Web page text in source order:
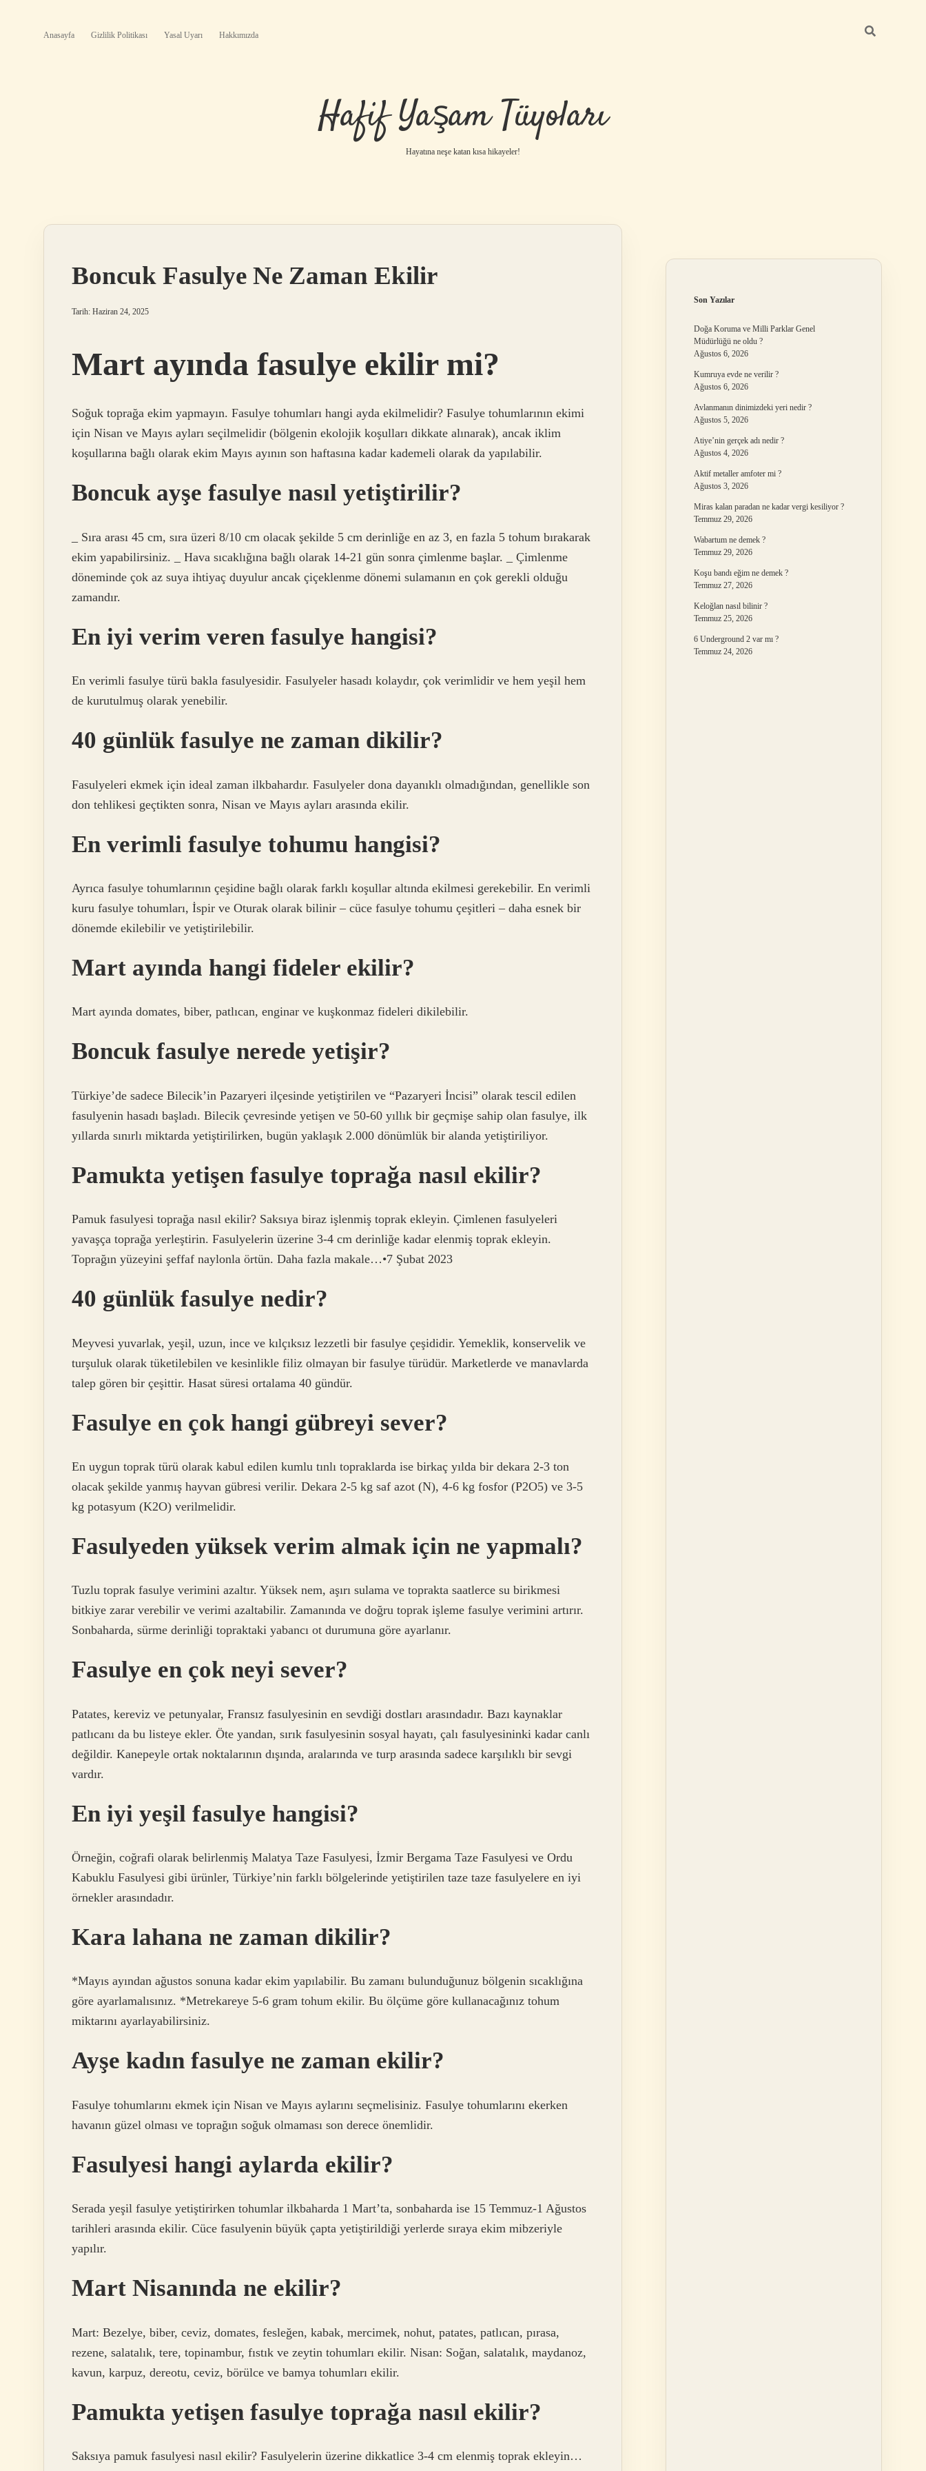
Anasayfa Gizlilik Politikası Yasal Uyarı Hakkımızda
Hafif Yaşam Tüyoları
Hayatına neşe katan kısa hikayeler!
Boncuk Fasulye Ne Zaman Ekilir
Tarih: Haziran 24, 2025
Mart ayında fasulye ekilir mi?
Soğuk toprağa ekim yapmayın. Fasulye tohumları hangi ayda ekilmelidir? Fasulye tohumlarının ekimi
için Nisan ve Mayıs ayları seçilmelidir (bölgenin ekolojik koşulları dikkate alınarak), ancak iklim
koşullarına bağlı olarak ekim Mayıs ayının son haftasına kadar kademeli olarak da yapılabilir.
Boncuk ayşe fasulye nasıl yetiştirilir?
_ Sıra arası 45 cm, sıra üzeri 8/10 cm olacak şekilde 5 cm derinliğe en az 3, en fazla 5 tohum bırakarak
ekim yapabilirsiniz. _ Hava sıcaklığına bağlı olarak 14-21 gün sonra çimlenme başlar. _ Çimlenme
döneminde çok az suya ihtiyaç duyulur ancak çiçeklenme dönemi sulamanın en çok gerekli olduğu
zamandır.
En iyi verim veren fasulye hangisi?
En verimli fasulye türü bakla fasulyesidir. Fasulyeler hasadı kolaydır, çok verimlidir ve hem yeşil hem
de kurutulmuş olarak yenebilir.
40 günlük fasulye ne zaman dikilir?
Fasulyeleri ekmek için ideal zaman ilkbahardır. Fasulyeler dona dayanıklı olmadığından, genellikle son
don tehlikesi geçtikten sonra, Nisan ve Mayıs ayları arasında ekilir.
En verimli fasulye tohumu hangisi?
Ayrıca fasulye tohumlarının çeşidine bağlı olarak farklı koşullar altında ekilmesi gerekebilir. En verimli
kuru fasulye tohumları, İspir ve Oturak olarak bilinir – cüce fasulye tohumu çeşitleri – daha esnek bir
dönemde ekilebilir ve yetiştirilebilir.
Mart ayında hangi fideler ekilir?
Mart ayında domates, biber, patlıcan, enginar ve kuşkonmaz fideleri dikilebilir.
Boncuk fasulye nerede yetişir?
Türkiye’de sadece Bilecik’in Pazaryeri ilçesinde yetiştirilen ve “Pazaryeri İncisi” olarak tescil edilen
fasulyenin hasadı başladı. Bilecik çevresinde yetişen ve 50-60 yıllık bir geçmişe sahip olan fasulye, ilk
yıllarda sınırlı miktarda yetiştirilirken, bugün yaklaşık 2.000 dönümlük bir alanda yetiştiriliyor.
Pamukta yetişen fasulye toprağa nasıl ekilir?
Pamuk fasulyesi toprağa nasıl ekilir? Saksıya biraz işlenmiş toprak ekleyin. Çimlenen fasulyeleri
yavaşça toprağa yerleştirin. Fasulyelerin üzerine 3-4 cm derinliğe kadar elenmiş toprak ekleyin.
Toprağın yüzeyini şeffaf naylonla örtün. Daha fazla makale…•7 Şubat 2023
40 günlük fasulye nedir?
Meyvesi yuvarlak, yeşil, uzun, ince ve kılçıksız lezzetli bir fasulye çeşididir. Yemeklik, konservelik ve
turşuluk olarak tüketilebilen ve kesinlikle filiz olmayan bir fasulye türüdür. Marketlerde ve manavlarda
talep gören bir çeşittir. Hasat süresi ortalama 40 gündür.
Fasulye en çok hangi gübreyi sever?
En uygun toprak türü olarak kabul edilen kumlu tınlı topraklarda ise birkaç yılda bir dekara 2-3 ton
olacak şekilde yanmış hayvan gübresi verilir. Dekara 2-5 kg ​​​​​​saf azot (N), 4-6 kg ​​​​fosfor (P2O5) ve 3-5
kg ​​​​​​potasyum (K2O) verilmelidir.
Fasulyeden yüksek verim almak için ne yapmalı?
Tuzlu toprak fasulye verimini azaltır. Yüksek nem, aşırı sulama ve toprakta saatlerce su birikmesi
bitkiye zarar verebilir ve verimi azaltabilir. Zamanında ve doğru toprak işleme fasulye verimini artırır.
Sonbaharda, sürme derinliği topraktaki yabancı ot durumuna göre ayarlanır.
Fasulye en çok neyi sever?
Patates, kereviz ve petunyalar, Fransız fasulyesinin en sevdiği dostları arasındadır. Bazı kaynaklar
patlıcanı da bu listeye ekler. Öte yandan, sırık fasulyesinin sosyal hayatı, çalı fasulyesininki kadar canlı
değildir. Kanepeyle ortak noktalarının dışında, aralarında ve turp arasında sadece karşılıklı bir sevgi
vardır.
En iyi yeşil fasulye hangisi?
Örneğin, coğrafi olarak belirlenmiş Malatya Taze Fasulyesi, İzmir Bergama Taze Fasulyesi ve Ordu
Kabuklu Fasulyesi gibi ürünler, Türkiye’nin farklı bölgelerinde yetiştirilen taze taze fasulyelere en iyi
örnekler arasındadır.
Kara lahana ne zaman dikilir?
*Mayıs ayından ağustos sonuna kadar ekim yapılabilir. Bu zamanı bulunduğunuz bölgenin sıcaklığına
göre ayarlamalısınız. *Metrekareye 5-6 gram tohum ekilir. Bu ölçüme göre kullanacağınız tohum
miktarını ayarlayabilirsiniz.
Ayşe kadın fasulye ne zaman ekilir?
Fasulye tohumlarını ekmek için Nisan ve Mayıs aylarını seçmelisiniz. Fasulye tohumlarını ekerken
havanın güzel olması ve toprağın soğuk olmaması son derece önemlidir.
Fasulyesi hangi aylarda ekilir?
Serada yeşil fasulye yetiştirirken tohumlar ilkbaharda 1 Mart’ta, sonbaharda ise 15 Temmuz-1 Ağustos
tarihleri ​​arasında ekilir. Cüce fasulyenin büyük çapta yetiştirildiği yerlerde sıraya ekim mibzeriyle
yapılır.
Mart Nisanında ne ekilir?
Mart: Bezelye, biber, ceviz, domates, fesleğen, kabak, mercimek, nohut, patates, patlıcan, pırasa,
rezene, salatalık, tere, topinambur, fıstık ve zeytin tohumları ekilir. Nisan: Soğan, salatalık, maydanoz,
kavun, karpuz, dereotu, ceviz, börülce ve bamya tohumları ekilir.
Pamukta yetişen fasulye toprağa nasıl ekilir?
Saksıya pamuk fasulyesi nasıl ekilir? Fasulyelerin üzerine dikkatlice 3-4 cm elenmiş toprak ekleyin…
Son Yazılar
Doğa Koruma ve Milli Parklar Genel
Müdürlüğü ne oldu ?
Ağustos 6, 2026
Kumruya evde ne verilir ?
Ağustos 6, 2026
Avlanmanın dinimizdeki yeri nedir ?
Ağustos 5, 2026
Atiye’nin gerçek adı nedir ?
Ağustos 4, 2026
Aktif metaller amfoter mi ?
Ağustos 3, 2026
Miras kalan paradan ne kadar vergi kesiliyor ?
Temmuz 29, 2026
Wabartum ne demek ?
Temmuz 29, 2026
Koşu bandı eğim ne demek ?
Temmuz 27, 2026
Keloğlan nasıl bilinir ?
Temmuz 25, 2026
6 Underground 2 var mı ?
Temmuz 24, 2026